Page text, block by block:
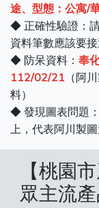
途、型態：公寓/
◆ 正確性驗證：
資料筆數應該要
◆ 防呆資料： 奉
112/02/21 （阿
料）
◆ 發現圖表問題
上，代表阿川製
【桃園
眾主流